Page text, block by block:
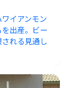
イアンモン
出産。ビー
れる見通し